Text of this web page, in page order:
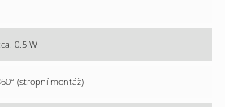
ca. 0.5 W
(stropní montáž)